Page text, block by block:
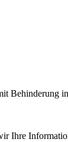
Behinderung
Ihre